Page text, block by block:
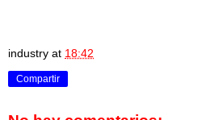
industry at 18:42
Compartir